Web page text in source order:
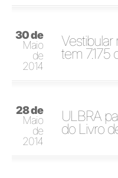
30 de
Maio
de
2014
Vestibular
tem 7.175
28 de
Maio
de
2014
ULBRA
do Livro